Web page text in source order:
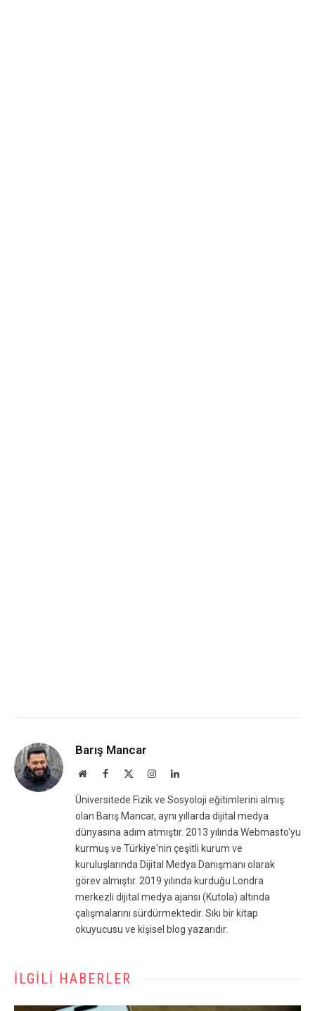
Barış Mancar
WebsiteFacebook InstagramLinkedIn
Üniversitede Fizik ve Sosyoloji eğitimlerini almış
olan Barış Mancar, aynı yıllarda dijital medya
dünyasına adım atmıştır. 2013 yılında Webmasto'yu
kurmuş ve Türkiye'nin çeşitli kurum ve
kuruluşlarında Dijital Medya Danışmanı olarak
görev almıştır. 2019 yılında kurduğu Londra
merkezli dijital medya ajansı (Kutola) altında
çalışmalarını sürdürmektedir. Sıkı bir kitap
okuyucusu ve kişisel blog yazarıdır.
İLGILI HABERLER